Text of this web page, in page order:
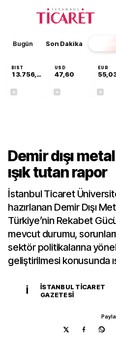
Bugün Son Dakika
BIST
13.756,94
USD
47,60
EUR
Demir dışı
ışık tutan rapor
İstanbul Ticaret
hazırlanan Demir Dışı
Türkiye’nin Rekabet
mevcut durumu,
sektör politikalarına
geliştirilmesi konusunda
İ
İSTANBUL TICARET
GAZETESI